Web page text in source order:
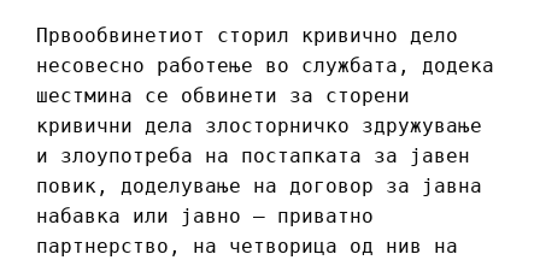
Првообвинетиот сторил кривично дело
несовесно работење во службата, додека
шестмина се обвинети за сторени
кривични дела злосторничко здружување
и злоупотреба на постапката за јавен
повик, доделување на договор за јавна
набавка или јавно – приватно
партнерство, на четворица од нив на